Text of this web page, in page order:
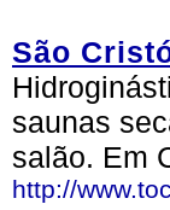
São
saunas
salão. Em
http://